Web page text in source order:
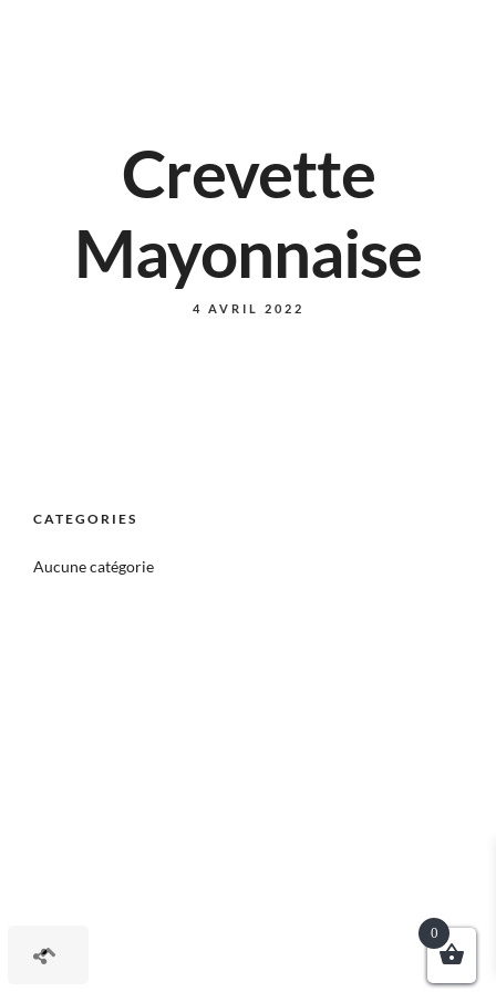
Crevette
Mayonnaise
4 AVRIL 2022
CATEGORIES
Aucune catégorie
0